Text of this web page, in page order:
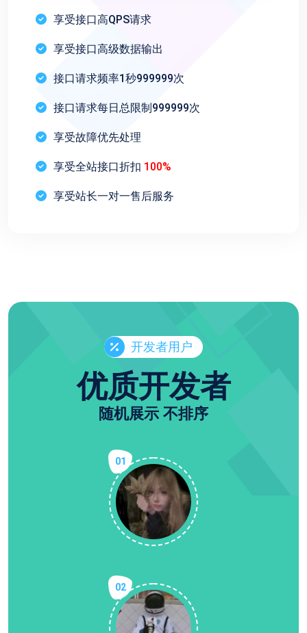
享受接口高QPS请求
享受接口高级数据输出
接口请求频率1秒999999次
接口请求每日总限制999999次
享受故障优先处理
享受全站接口折扣 100%
享受站长一对一售后服务
开发者用户
优质开发者
随机展示 不排序
01
02